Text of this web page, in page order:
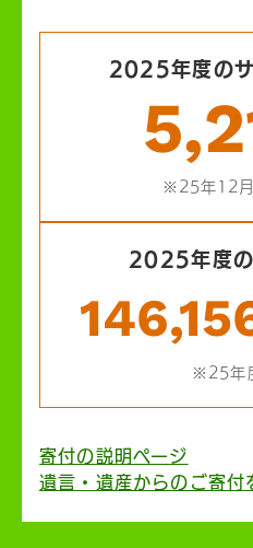
2025年度の
※25年12
2025年度の
※25年
寄付の説明ページ
遺言・遺産からのご寄付